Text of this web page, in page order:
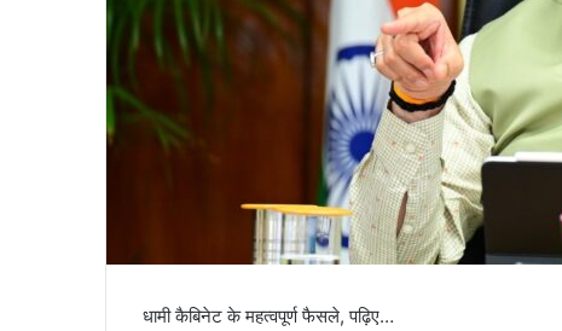
धामी कैबिनेट के महत्वपूर्ण फैसले, पढ़िए…